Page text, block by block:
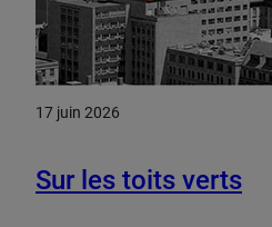
17 juin 2026
Sur les toits verts